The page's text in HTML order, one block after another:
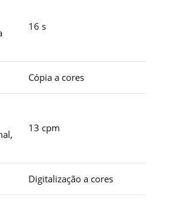
16 s
Cópia a cores
13 cpm
Digitalização a cores